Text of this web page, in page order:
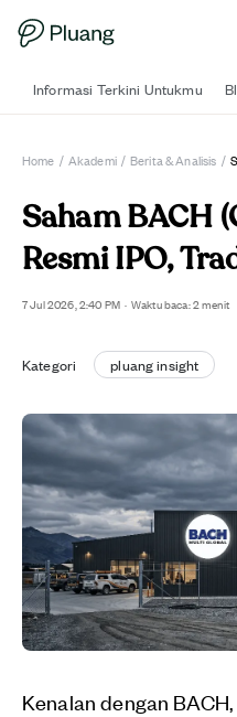
Informasi Terkini Untukmu
Home / Akademi / Berita & Analisis /
Saham BACH
Resmi IPO,
7 Jul 2026, 2:40 PM · Waktu baca: 2 menit
Kategori pluang insight
Kenalan dengan